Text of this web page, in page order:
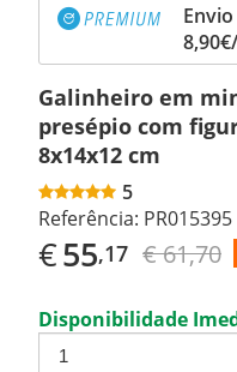
Galinheiro em
presépio com
8x14x12 cm
5
Referência: PR015395
€55,17 € 61,70
Disponibilidade